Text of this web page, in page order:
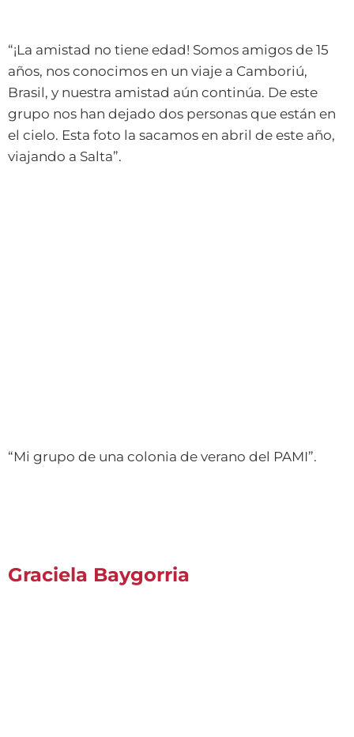
“¡La amistad no tiene edad! Somos amigos de 15
años, nos conocimos en un viaje a Camboriú,
Brasil, y nuestra amistad aún continúa. De este
grupo nos han dejado dos personas que están en
el cielo. Esta foto la sacamos en abril de este año,
viajando a Salta”.
“Mi grupo de una colonia de verano del PAMI”.
Graciela Baygorria